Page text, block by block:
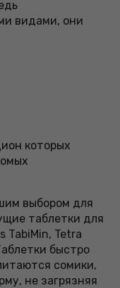
видами, они
которых
выбором для
таблетки для
TabiMin, Tetra
быстро
сомики,
не загрязняя